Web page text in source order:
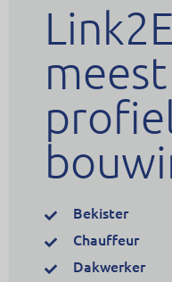
Bekister
Chauffeur
Dakwerker